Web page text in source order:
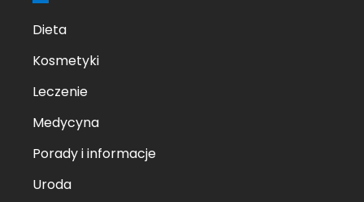
Dieta
Kosmetyki
Leczenie
Medycyna
Porady i informacje
Uroda